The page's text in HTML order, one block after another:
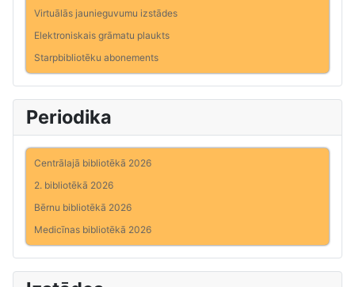
Virtuālās jaunieguvumu izstādes
Elektroniskais grāmatu plaukts
Starpbibliotēku abonements
Periodika
Centrālajā bibliotēkā 2026
2. bibliotēkā 2026
Bērnu bibliotēkā 2026
Medicīnas bibliotēkā 2026